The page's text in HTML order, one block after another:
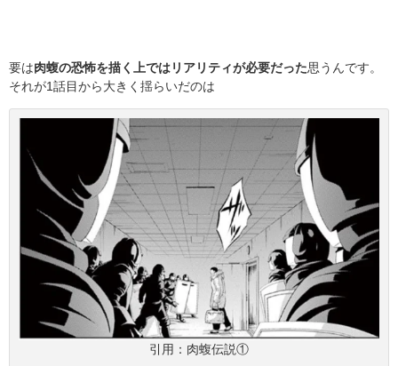
要は肉蝮の恐怖を描く上ではリアリティが必要だった思うんです。
それが1話目から大きく揺らいだのは
引用：肉蝮伝説①